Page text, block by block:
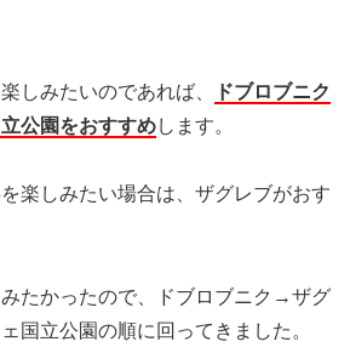
しみたいのであれば、
ドブロブニク
公園をおすすめします。
楽しみたい場合は、ザグレブがおす
たかったので、ドブロブニク→ザグ
国立公園の順に回ってきました。